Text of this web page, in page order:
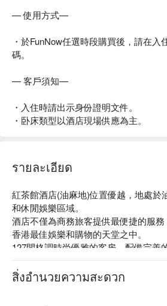
— 使用方式—
・於FunNow任選時段購買後，請在入
碼。
— 客戶須知—
・入住時請出示身份證明文件。
・卧床類型以酒店現場供應為主。
รายละเอียด
紅茶館酒店(油麻地)位置優越，地處於
和休閒娛樂區域。
酒店不僅為商務旅客提供最便捷的服
香港最佳娛樂和購物的天堂之中。
127間格調時尚優雅的客房，配備完善
上網服務， 獨立空調系統，液晶屏幕
環境典雅獨特的紅茶館餐廳為客人提供
สิ่งอำนวยความสะดวก